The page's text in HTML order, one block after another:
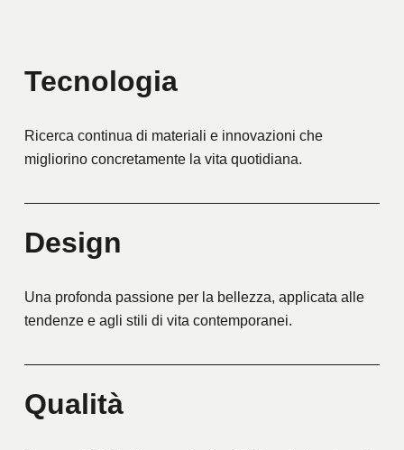
Tecnologia
Ricerca continua di materiali e innovazioni che
migliorino concretamente la vita quotidiana.
Design
Una profonda passione per la bellezza, applicata alle
tendenze e agli stili di vita contemporanei.
Qualità